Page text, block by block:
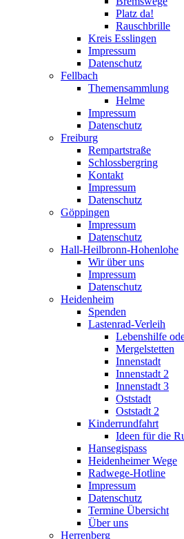
Platz da!
Rauschbrille
Kreis Esslingen
Impressum
Datenschutz
Fellbach
Themensammlung
Helme
Impressum
Datenschutz
Freiburg
Rempartstraße
Schlossbergring
Kontakt
Impressum
Datenschutz
Göppingen
Impressum
Datenschutz
Hall-Heilbronn-Hohenlohe
Wir über uns
Impressum
Datenschutz
Heidenheim
Spenden
Lastenrad-Verleih
Lebenshilfe
Mergelstetten
Innenstadt
Innenstadt 2
Innenstadt 3
Oststadt
Oststadt 2
Kinderrundfahrt
Ideen für die
Hansegispass
Heidenheimer Wege
Radwege-Hotline
Impressum
Datenschutz
Termine Übersicht
Über uns
Herrenberg